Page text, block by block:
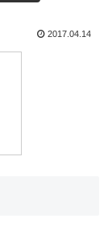
2017.04.14